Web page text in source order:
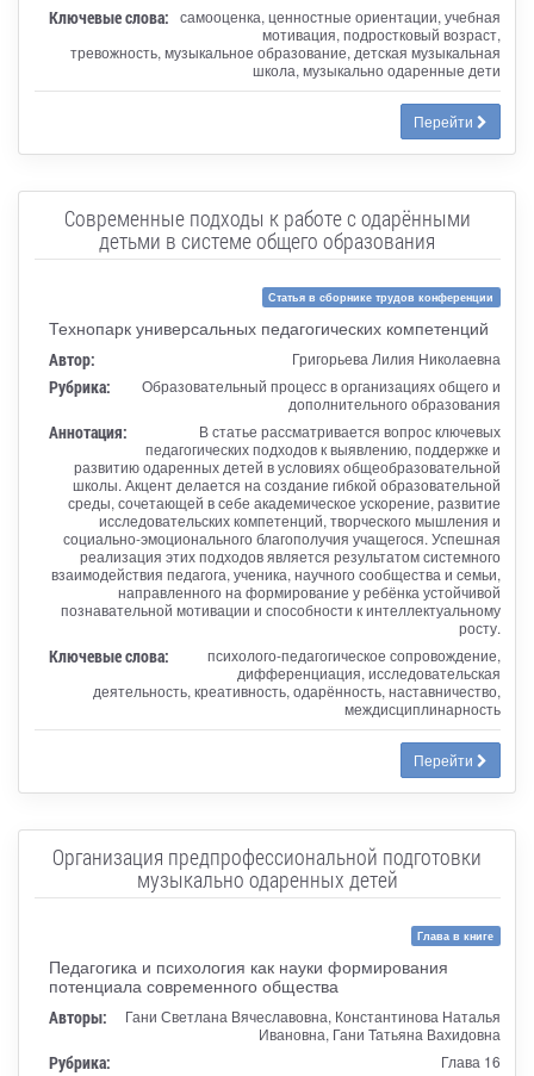
Ключевые слова: самооценка, ценностные ориентации, учебная
мотивация, подростковый возраст,
тревожность, музыкальное образование, детская музыкальная
школа, музыкально одаренные дети
Перейти
Современные подходы к работе с одарёнными
детьми в системе общего образования
Статья в сборнике трудов конференции
Технопарк универсальных педагогических компетенций
Автор: Григорьева Лилия Николаевна
Рубрика:
Образовательный процесс в организациях общего и
дополнительного образования
Аннотация:
В статье рассматривается вопрос ключевых
педагогических подходов к выявлению, поддержке и
развитию одаренных детей в условиях общеобразовательной
школы. Акцент делается на создание гибкой образовательной
среды, сочетающей в себе академическое ускорение, развитие
исследовательских компетенций, творческого мышления и
социально-эмоционального благополучия учащегося. Успешная
реализация этих подходов является результатом системного
взаимодействия педагога, ученика, научного сообщества и семьи,
направленного на формирование у ребёнка устойчивой
познавательной мотивации и способности к интеллектуальному
росту.
Ключевые слова:
психолого-педагогическое сопровождение,
дифференциация, исследовательская
деятельность, креативность, одарённость, наставничество,
междисциплинарность
Перейти
Организация предпрофессиональной подготовки
музыкально одаренных детей
Глава в книге
Педагогика и психология как науки формирования
потенциала современного общества
Авторы:
Гани Светлана Вячеславовна, Константинова Наталья
Ивановна, Гани Татьяна Вахидовна
Рубрика: Глава 16